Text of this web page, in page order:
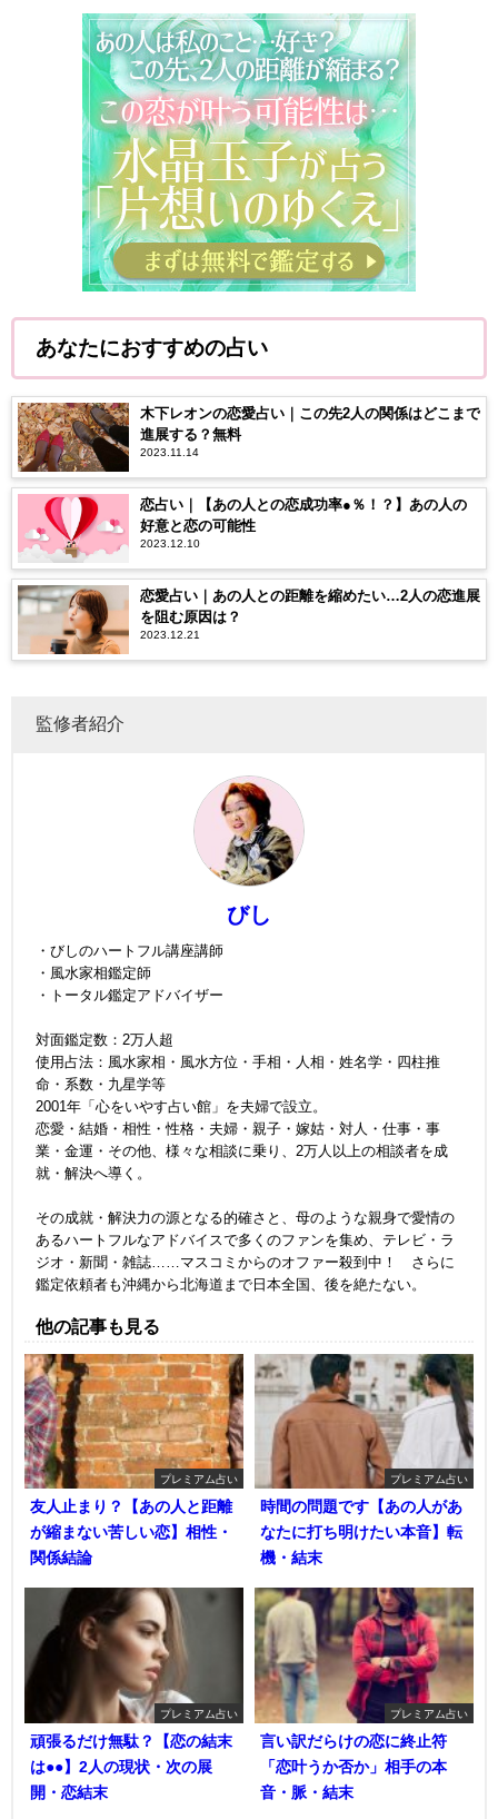
あなたにおすすめの占い
木下レオンの恋愛占い｜この先2人の関係はどこまで
進展する？無料
2023.11.14
恋占い｜【あの人との恋成功率●％！？】あの人の
好意と恋の可能性
2023.12.10
恋愛占い｜あの人との距離を縮めたい…2人の恋進展
を阻む原因は？
2023.12.21
監修者紹介
びし
・びしのハートフル講座講師
・風水家相鑑定師
・トータル鑑定アドバイザー
対面鑑定数：2万人超
使用占法：風水家相・風水方位・手相・人相・姓名学・四柱推
命・系数・九星学等
2001年「心をいやす占い館」を夫婦で設立。
恋愛・結婚・相性・性格・夫婦・親子・嫁姑・対人・仕事・事
業・金運・その他、様々な相談に乗り、2万人以上の相談者を成
就・解決へ導く。
その成就・解決力の源となる的確さと、母のような親身で愛情の
あるハートフルなアドバイスで多くのファンを集め、テレビ・ラ
ジオ・新聞・雑誌……マスコミからのオファー殺到中！ さらに
鑑定依頼者も沖縄から北海道まで日本全国、後を絶たない。
他の記事も見る
プレミアム占い
友人止まり？【あの人と距離
が縮まない苦しい恋】相性・
関係結論
プレミアム占い
時間の問題です【あの人があ
なたに打ち明けたい本音】転
機・結末
プレミアム占い
頑張るだけ無駄？【恋の結末
は●●】2人の現状・次の展
開・恋結末
プレミアム占い
言い訳だらけの恋に終止符
「恋叶うか否か」相手の本
音・脈・結末